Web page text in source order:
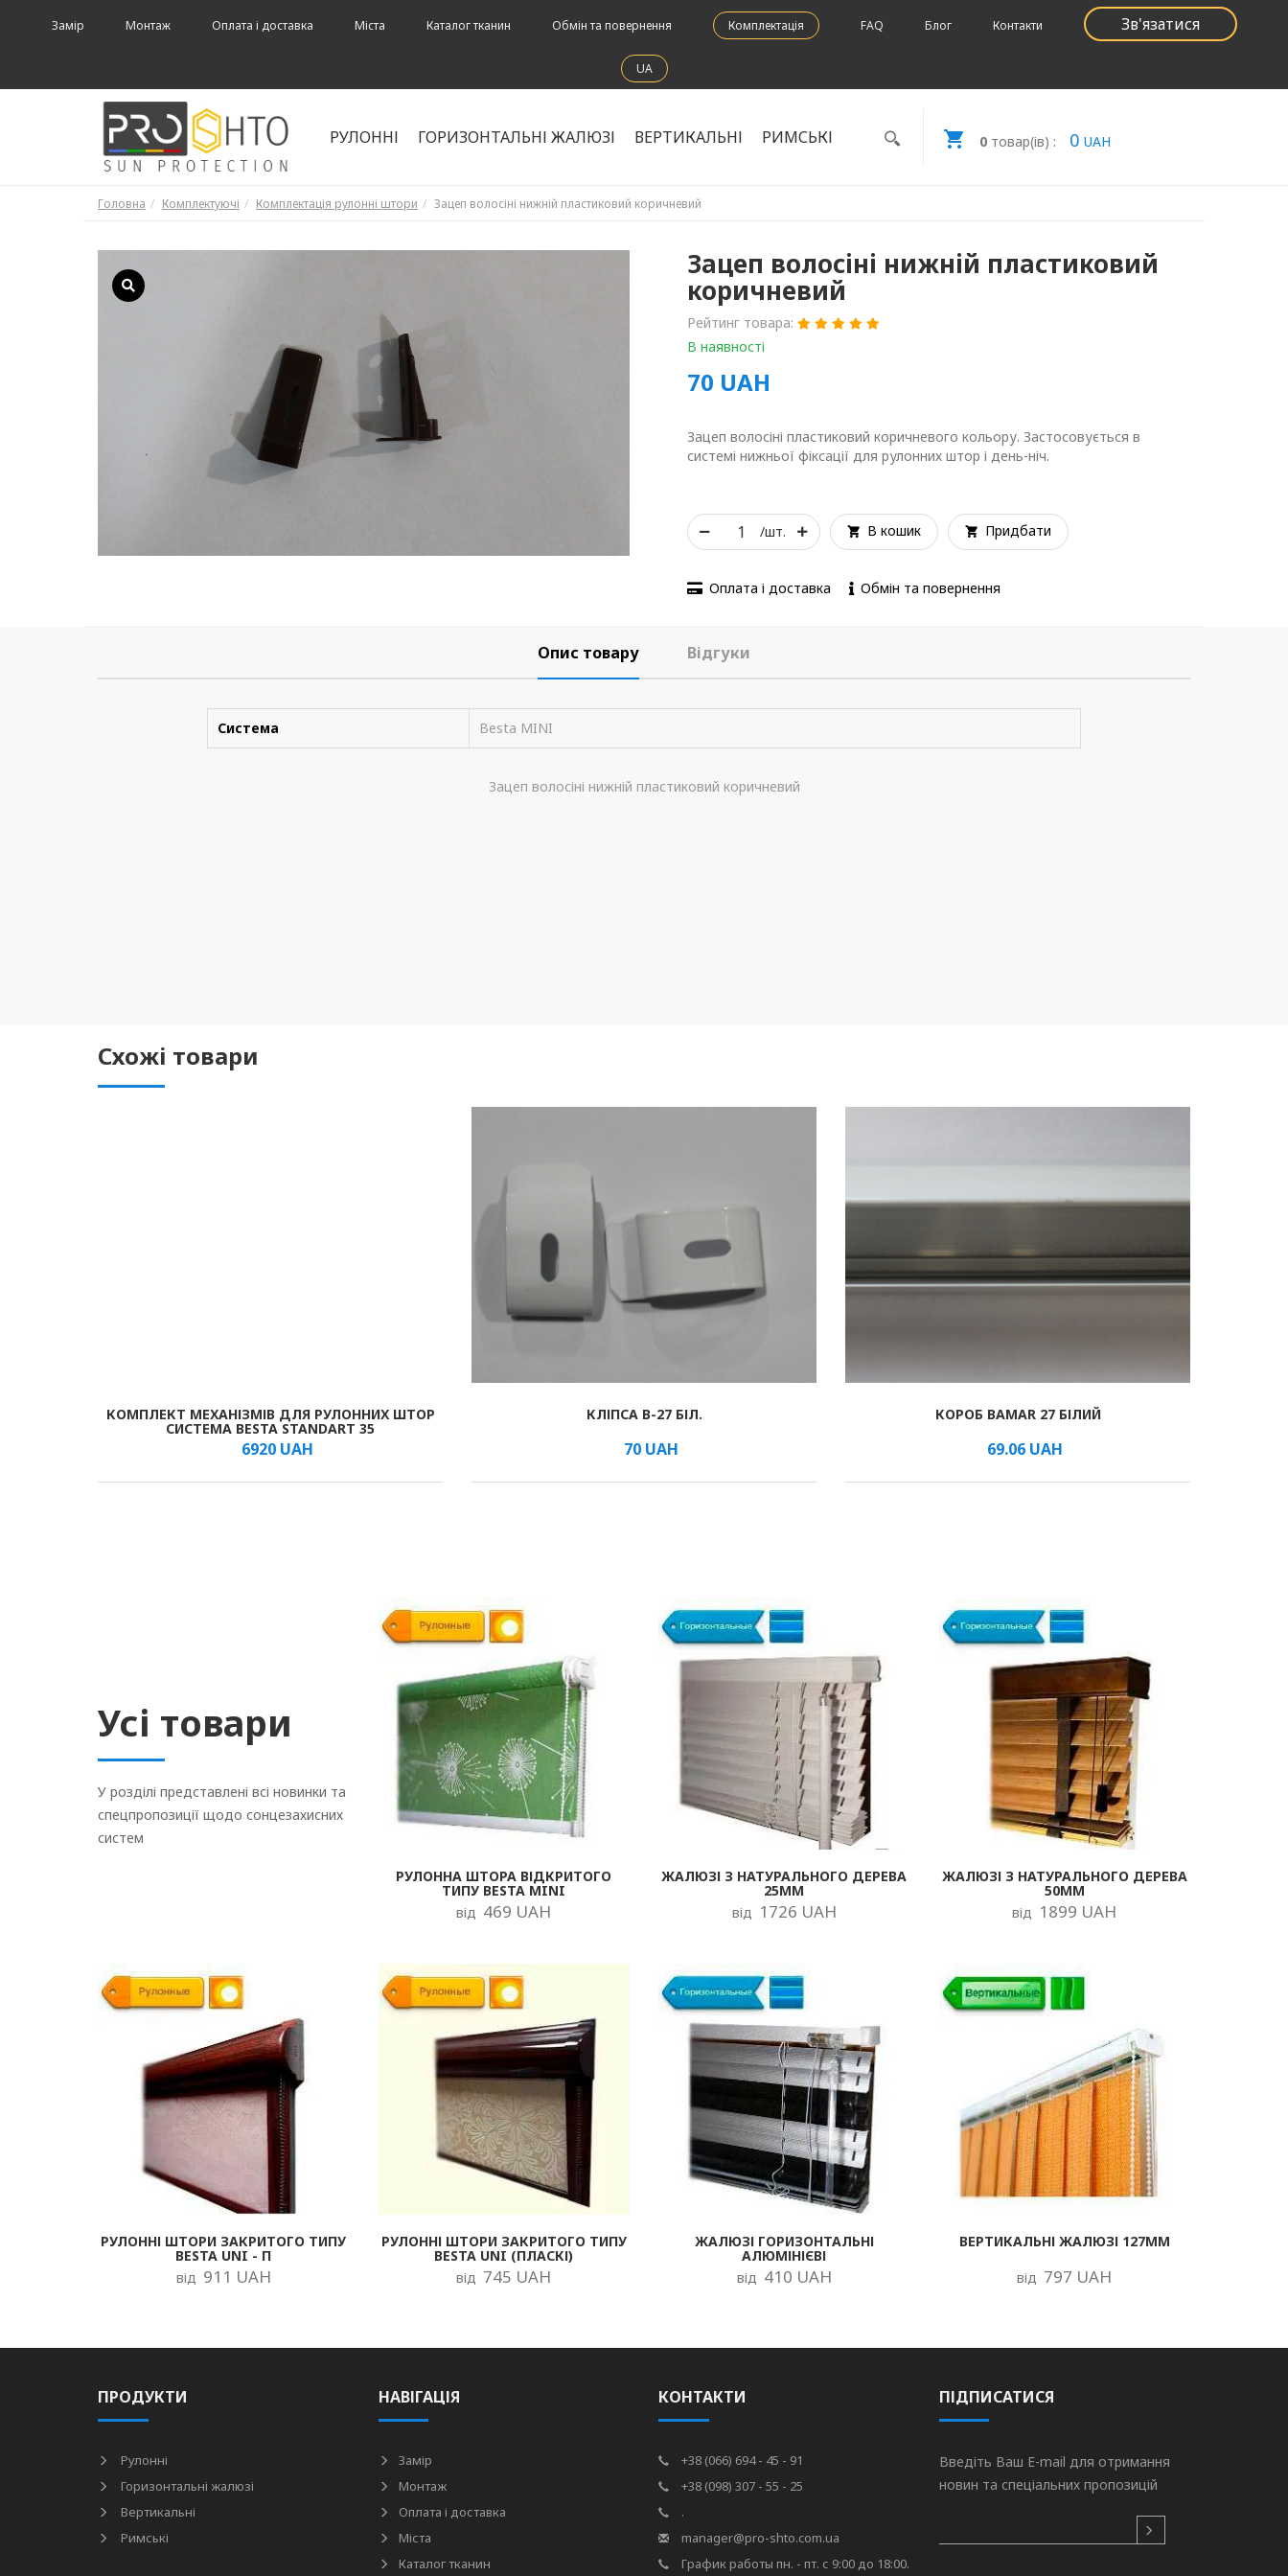
Замір Монтаж Оплата і доставка Міста Каталог тканин Обмін та повернення Комплектація FAQ Блог Контакти Зв'язатися
UA
РУЛОННІ ГОРИЗОНТАЛЬНІ ЖАЛЮЗІ ВЕРТИКАЛЬНІ РИМСЬКІ 0товар(ів) : 0 UAH
Головна Комплектуючі Комплектація рулонні штори Зацеп волосіні нижній пластиковий коричневий
Зацеп волосіні нижній пластиковий
коричневий
Рейтинг товара:
В наявності
70 UAH
Зацеп волосіні пластиковий коричневого кольору. Застосовується в
системі нижньої фіксації для рулонних штор і день-ніч.
/шт. В кошик Придбати
Оплата і доставка Обмін та повернення
Опис товару Відгуки
Система Besta MINI
Зацеп волосіні нижній пластиковий коричневий
Схожі товари
КОМПЛЕКТ МЕХАНІЗМІВ ДЛЯ РУЛОННИХ ШТОР
СИСТЕМА BESTA STANDART 35
6920UAH
/шт. В КОШИК
КЛІПСА B-27 БІЛ.
70UAH
/мм В КОШИК
КОРОБ BAMAR 27 БІЛИЙ
69.06UAH
Усі товари
У розділі представлені всі новинки та
спецпропозиції щодо сонцезахисних
систем
РУЛОННА ШТОРА ВІДКРИТОГО
ТИПУ BESTA MINI
від 469 UAH
ЖАЛЮЗІ З НАТУРАЛЬНОГО ДЕРЕВА
25ММ
від 1726 UAH
ЖАЛЮЗІ З НАТУРАЛЬНОГО ДЕРЕВА
50ММ
від 1899 UAH
РУЛОННІ ШТОРИ ЗАКРИТОГО ТИПУ
BESTA UNI - П
від 911 UAH
РУЛОННІ ШТОРИ ЗАКРИТОГО ТИПУ
BESTA UNI (ПЛАСКІ)
від 745 UAH
ЖАЛЮЗІ ГОРИЗОНТАЛЬНІ
АЛЮМІНІЄВІ
від 410 UAH
ВЕРТИКАЛЬНІ ЖАЛЮЗІ 127ММ
від 797 UAH
ПРОДУКТИ
Рулонні
Горизонтальні жалюзі
Вертикальні
Римські
НАВІГАЦІЯ
Замір
Монтаж
Оплата і доставка
Міста
Каталог тканин
КОНТАКТИ
+38 (066) 694 - 45 - 91
+38 (098) 307 - 55 - 25
.
manager@pro-shto.com.ua
График работы пн. - пт. с 9:00 до 18:00.
ПІДПИСАТИСЯ
Введіть Ваш E-mail для отримання
новин та спеціальних пропозицій